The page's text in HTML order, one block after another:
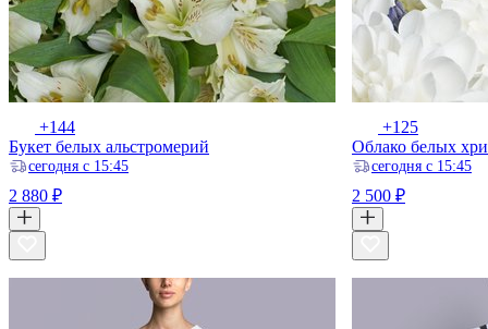
+144
Букет белых альстромерий
ceгодня с 15:45
2 880 ₽
+125
Облако белых
ceгодня с 15:45
2 500 ₽